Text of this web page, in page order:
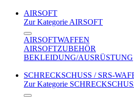
AIRSOFT
Zur Kategorie AIRSOFT
AIRSOFTWAFFEN
AIRSOFTZUBEHÖR
BEKLEIDUNG/AUSRÜSTUNG
SCHRECKSCHUSS / SRS-
Zur Kategorie